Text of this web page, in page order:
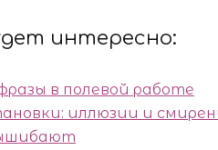
интересно:
в полевой работе
иллюзии и